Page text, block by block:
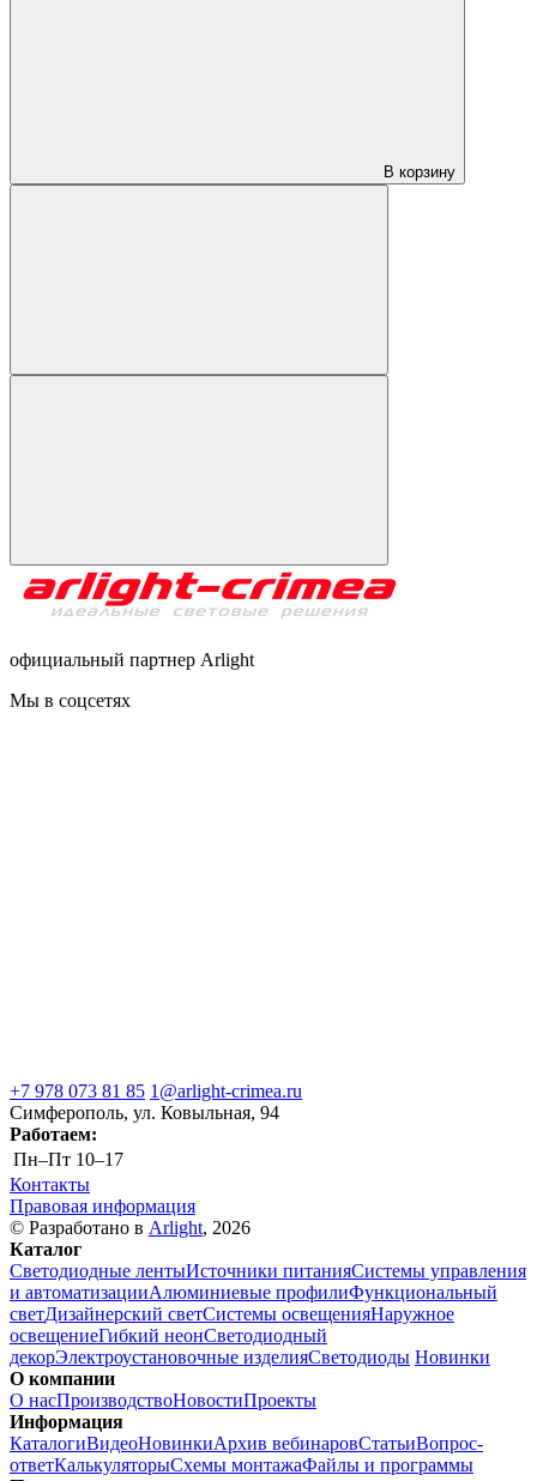
В корзину
официальный партнер Arlight
Мы в соцсетях
+7 978 073 81 85 1@arlight-crimea.ru
Симферополь, ул. Ковыльная, 94
Работаем:
Пн–Пт 10–17
Контакты
Правовая информация
© Разработано в Arlight, 2026
Каталог
Светодиодные лентыИсточники питанияСистемы управления
и автоматизацииАлюминиевые профилиФункциональный
светДизайнерский светСистемы освещенияНаружное
освещениеГибкий неонСветодиодный
декорЭлектроустановочные изделияСветодиоды Новинки
О компании
О насПроизводствоНовостиПроекты
Информация
КаталогиВидеоНовинкиАрхив вебинаровСтатьиВопрос-
ответКалькуляторыСхемы монтажаФайлы и программы